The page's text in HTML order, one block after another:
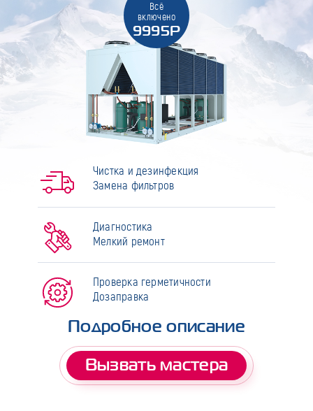
Всё
включено
9995Р
Чистка и дезинфекция
Замена фильтров
Диагностика
Мелкий ремонт
Проверка герметичности
Дозаправка
Подробное описание
Вызвать мастера